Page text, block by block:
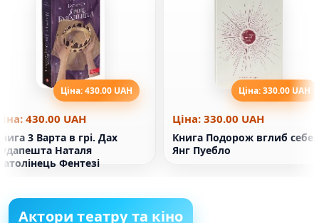
Ціна: 430.00 UAH
430.00 UAH
3 Варта в грі. Дах
Наталя
Фентезі
Ціна: 330.00 UAH
Ціна: 330.00 UAH
Книга Подорож вглиб себе.
Янг Пуебло
Актори театру та кіно